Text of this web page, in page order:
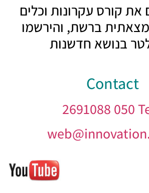
את קורס עקרונות וכלים
ברשת, והירשמו
בנושא חדשנות
Contact
2691088 050